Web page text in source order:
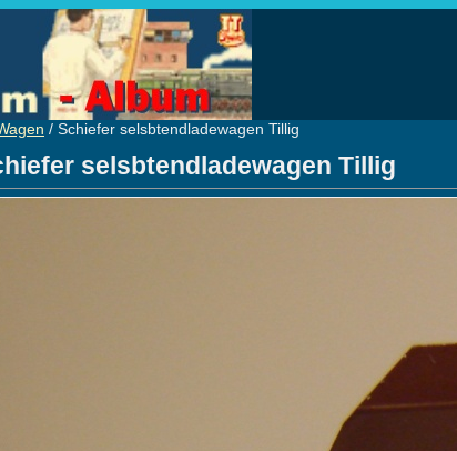
/ Schiefer selsbtendladewagen Tillig
selsbtendladewagen Tillig